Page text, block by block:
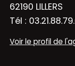
62190 LILLERS
Tél :
Voir le profil de